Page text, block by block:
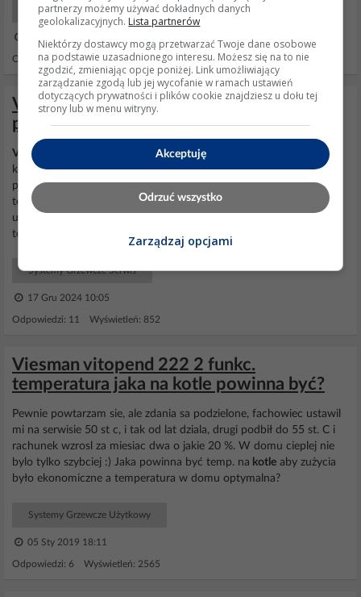
Systemy Grzewcze Serwis
Odpowiedzi: 4 Wyświetleń: 12766
Viessmann Vitopend 100 - dopływ
powietrza do komory spalania
Viessmann
Vitopend 100 problem z dopływem powietrza do
komory spalania. Problem jest taki, gdy jest założona obudowa, to
piec załącza się kilka razy, ale nie uzyskuje odpowiedniej
temperatury ani wody, ani w grzejnikach. Po zdemontowaniu lub
uchyleniu tej obudowy włącza się i pracuje do uzyskania
temperatury ustawionej na piecu. Pytanie, czy ten wężyk,...
Systemy Grzewcze Serwis
17 Gru 2024 10:05
Odpowiedzi: 11 Wyświetleń: 852
Viesman vitopend 222 2 funkc.
temperatura jaka na kotle powinna być?
Pewnie powtarzam sie, ale zdania sa podzielone, fachowiec ustawil
mi na serwisie 50 st c, i tak od lat dziala, drugi podbił do 55 st. C i
rachunek wzrosl za miesiac dwa o jakie 20 %. W domu cieplej nie
bylo tylko szybciej :) Jaka powinna być temp. na kotle aby zużycia
było ekonomiczne a temperatura w domu optymalna?
Systemy Grzewcze Użytkowy
05 Sty 2019 18:11
Odpowiedzi: 6 Wyświetleń: 2565
partnerzy możemy używać dokładnych danych
geolokalizacyjnych. Lista partnerów
Niektórzy dostawcy mogą przetwarzać Twoje dane osobowe
na podstawie uzasadnionego interesu. Możesz się na to nie
zgodzić, zmieniając opcje poniżej. Link umożliwiający
zarządzanie zgodą lub jej wycofanie w ramach ustawień
dotyczących prywatności i plików cookie znajdziesz u dołu tej
strony lub w menu witryny.
Akceptuję
Odrzuć wszystko
Zarządzaj opcjami